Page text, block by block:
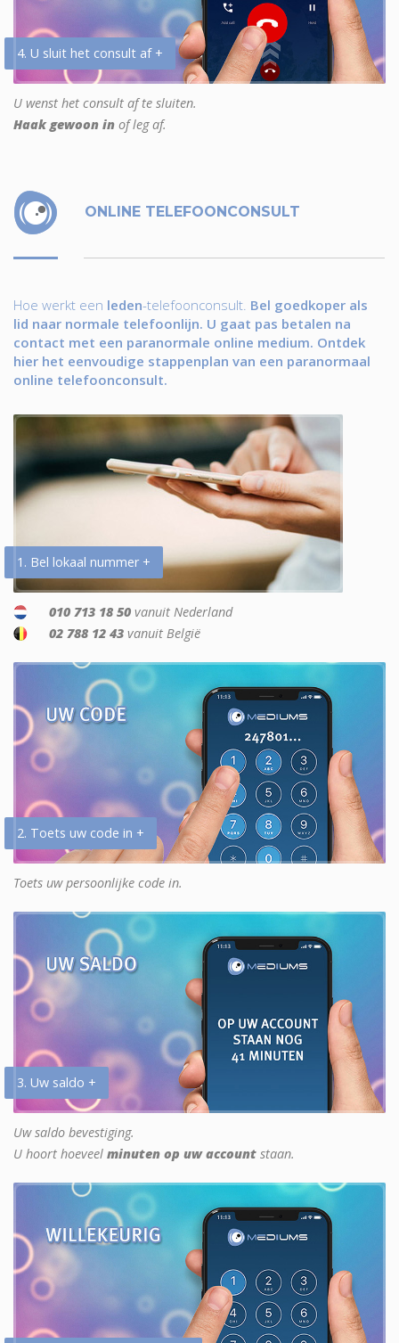
4. U sluit het consult af +
U wenst het consult af te sluiten.
Haak gewoon in of leg af.
ONLINE TELEFOONCONSULT
Hoe werkt een leden-telefoonconsult. Bel goedkoper als
lid naar normale telefoonlijn. U gaat pas betalen na
contact met een paranormale online medium. Ontdek
hier het eenvoudige stappenplan van een paranormaal
online telefoonconsult.
1. Bel lokaal nummer +
010 713 18 50 vanuit Nederland
02 788 12 43 vanuit België
2. Toets uw code in +
Toets uw persoonlijke code in.
3. Uw saldo +
Uw saldo bevestiging.
U hoort hoeveel minuten op uw account staan.